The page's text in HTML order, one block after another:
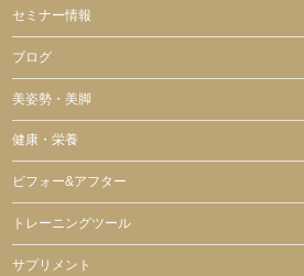
セミナー情報
ブログ
美姿勢・美脚
健康・栄養
ビフォー&アフター
トレーニングツール
サプリメント